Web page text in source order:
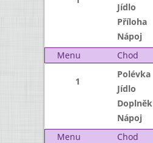
Jídlo
Příloha
Nápoj
Menu
Chod
1
Polévka
Jídlo
Doplněk
Nápoj
Menu
Chod